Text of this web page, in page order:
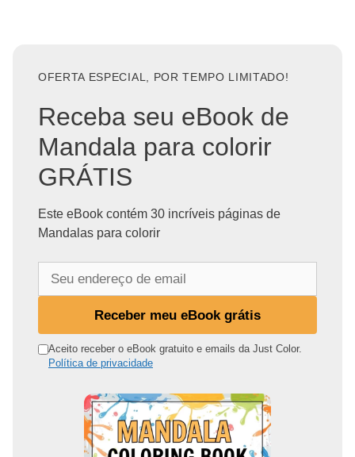
OFERTA ESPECIAL, POR TEMPO LIMITADO!
Receba seu eBook de
Mandala para colorir
GRÁTIS
Este eBook contém 30 incríveis páginas de
Mandalas para colorir
n
Receber meu eBook grátis
Aceito receber o eBook gratuito e emails da Just Color.
Política de privacidade